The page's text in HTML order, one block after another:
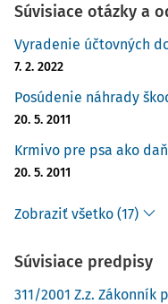
Súvisiace otázky a
Vyradenie účtovných
7. 2. 2022
Posúdenie náhrady
20. 5. 2011
Krmivo pre psa ako
20. 5. 2011
Zobraziť všetko (17)
Súvisiace predpisy
311/2001 Z.z. Zákonník